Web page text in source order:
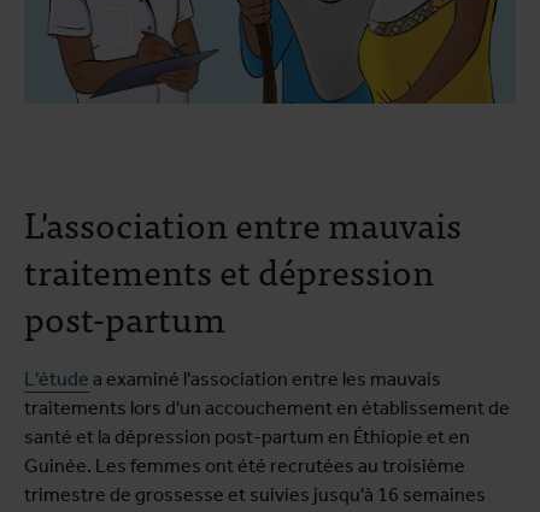
L'association entre mauvais
traitements et dépression
post-partum
L'étude a examiné l'association entre les mauvais
traitements lors d'un accouchement en établissement de
santé et la dépression post-partum en Éthiopie et en
Guinée. Les femmes ont été recrutées au troisième
trimestre de grossesse et suivies jusqu'à 16 semaines